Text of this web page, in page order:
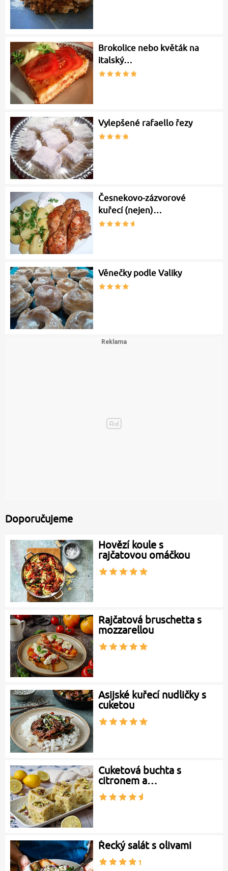
Brokolice nebo květák na
italský…
Vylepšené rafaello řezy
Česnekovo-zázvorové
kuřecí (nejen)…
Věnečky podle Valiky
Doporučujeme
Hovězí koule s
rajčatovou omáčkou
Rajčatová bruschetta s
mozzarellou
Asijské kuřecí nudličky s
cuketou
Cuketová buchta s
citronem a…
Řecký salát s olivami